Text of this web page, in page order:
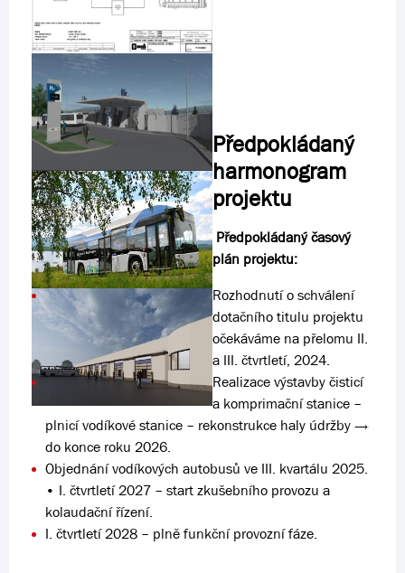
Předpokládaný
harmonogram
projektu
Předpokládaný časový
plán projektu:
Rozhodnutí o schválení
dotačního titulu projektu
očekáváme na přelomu II.
a III. čtvrtletí, 2024.
Realizace výstavby čisticí
a komprimační stanice –
plnicí vodíkové stanice – rekonstrukce haly údržby →
do konce roku 2026.
Objednání vodíkových autobusů ve III. kvartálu 2025.
• I. čtvrtletí 2027 – start zkušebního provozu a
kolaudační řízení.
I. čtvrtletí 2028 – plně funkční provozní fáze.